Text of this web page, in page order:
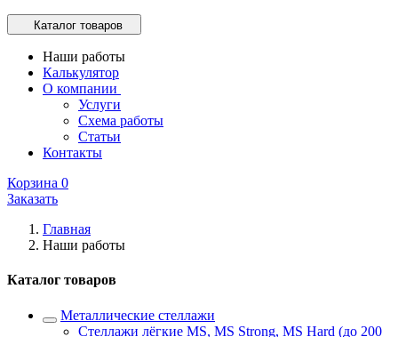
Каталог товаров
Наши работы
Калькулятор
О компании
Услуги
Схема работы
Статьи
Контакты
Корзина 0
Заказать
Главная
Наши работы
Каталог товаров
Металлические стеллажи
Стеллажи лёгкие MS, MS Strong, MS Hard (до 200